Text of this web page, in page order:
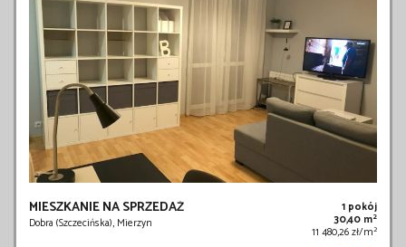
MIESZKANIE NA SPRZEDAŻ
Dobra (Szczecińska), Mierzyn
1 pokój
30,40 m2
11 480,26 zł/m2